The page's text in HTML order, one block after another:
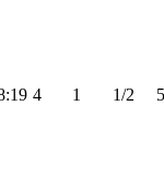
4 1 1/2